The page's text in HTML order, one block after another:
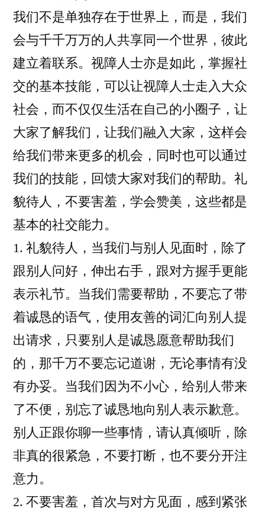
我们不是单独存在于世界上，而是，我们
会与千千万万的人共享同一个世界，彼此
建立着联系。视障人士亦是如此，掌握社
交的基本技能，可以让视障人士走入大众
社会，而不仅仅生活在自己的小圈子，让
大家了解我们，让我们融入大家，这样会
给我们带来更多的机会，同时也可以通过
我们的技能，回馈大家对我们的帮助。礼
貌待人，不要害羞，学会赞美，这些都是
基本的社交能力。
1. 礼貌待人，当我们与别人见面时，除了
跟别人问好，伸出右手，跟对方握手更能
表示礼节。当我们需要帮助，不要忘了带
着诚恳的语气，使用友善的词汇向别人提
出请求，只要别人是诚恳愿意帮助我们
的，那千万不要忘记道谢，无论事情有没
有办妥。当我们因为不小心，给别人带来
了不便，别忘了诚恳地向别人表示歉意。
别人正跟你聊一些事情，请认真倾听，除
非真的很紧急，不要打断，也不要分开注
意力。
2. 不要害羞，首次与对方见面，感到紧张